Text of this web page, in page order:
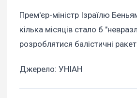
Прем'єр-міністр Ізраїлю
кілька місяців стало б
розроблятися балістичні
Джерело: УНІАН